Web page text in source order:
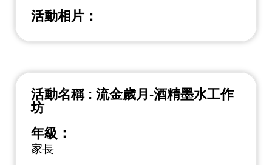
活動相片：
活動名稱 : 流金歲月-酒精墨水工作
坊
年級：
家長